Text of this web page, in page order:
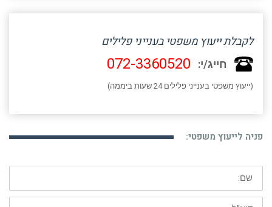
לקבלת ייעוץ משפטי בענייני פלילים
חייג/י: 072-3360520
(ייעוץ משפטי בענייני פלילים 24 שעות ביממה)
פניה לייעוץ משפטי:
שם:
דוא"ל: